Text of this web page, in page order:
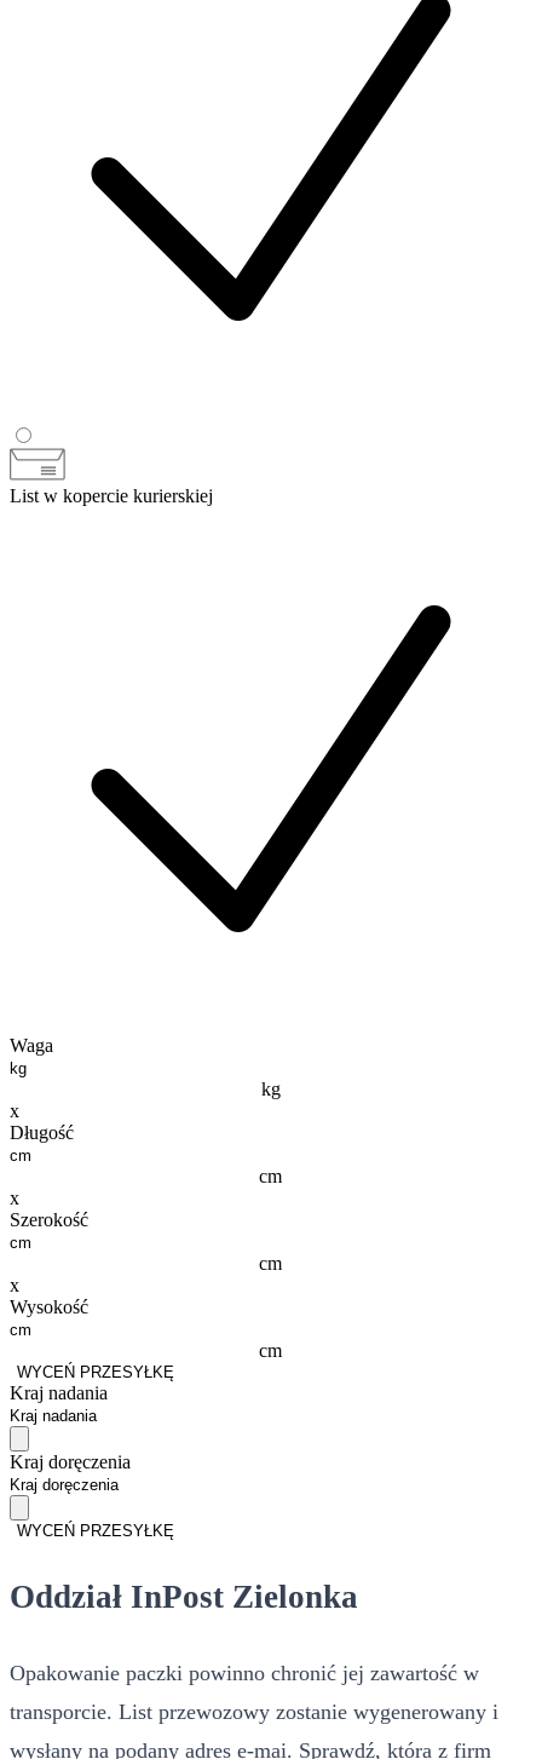
List w kopercie kurierskiej
Waga
kg
x
Długość
cm
x
Szerokość
cm
x
Wysokość
cm
WYCEŃ PRZESYŁKĘ
Kraj nadania
Kraj doręczenia
WYCEŃ PRZESYŁKĘ
Oddział InPost Zielonka
Opakowanie paczki powinno chronić jej zawartość w
transporcie. List przewozowy zostanie wygenerowany i
wysłany na podany adres e-mai. Sprawdź, która z firm